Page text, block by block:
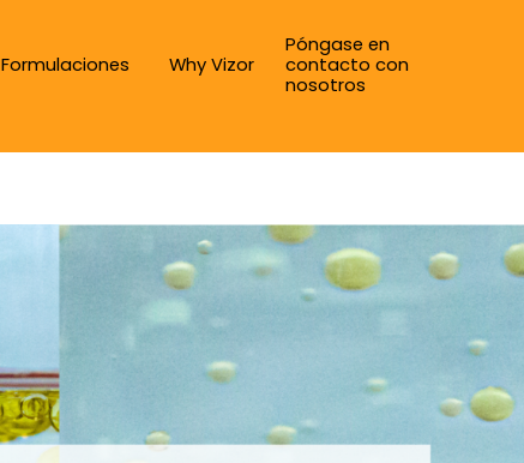
Formulaciones Why Vizor
Póngase en
contacto con
nosotros